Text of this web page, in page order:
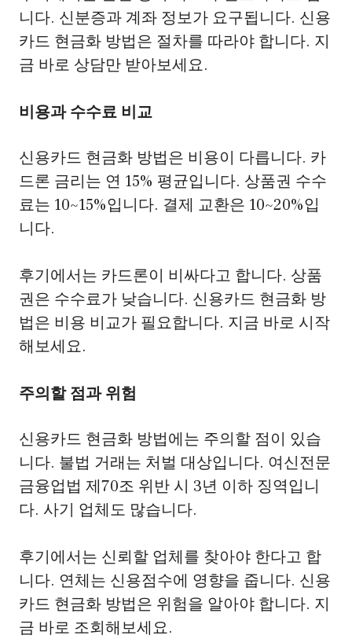
니다. 신분증과 계좌 정보가 요구됩니다. 신용
카드 현금화 방법은 절차를 따라야 합니다. 지
금 바로 상담만 받아보세요.
비용과 수수료 비교
신용카드 현금화 방법은 비용이 다릅니다. 카
드론 금리는 연 15% 평균입니다. 상품권 수수
료는 10~15%입니다. 결제 교환은 10~20%입
니다.
후기에서는 카드론이 비싸다고 합니다. 상품
권은 수수료가 낮습니다. 신용카드 현금화 방
법은 비용 비교가 필요합니다. 지금 바로 시작
해보세요.
주의할 점과 위험
신용카드 현금화 방법에는 주의할 점이 있습
니다. 불법 거래는 처벌 대상입니다. 여신전문
금융업법 제70조 위반 시 3년 이하 징역입니
다. 사기 업체도 많습니다.
후기에서는 신뢰할 업체를 찾아야 한다고 합
니다. 연체는 신용점수에 영향을 줍니다. 신용
카드 현금화 방법은 위험을 알아야 합니다. 지
금 바로 조회해보세요.